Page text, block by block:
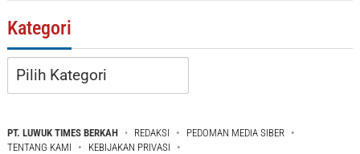
Kategori
Kategori
PT. LUWUK TIMES BERKAH REDAKSI
PEDOMAN MEDIA SIBER
TENTANG KAMI
KEBIJAKAN PRIVASI